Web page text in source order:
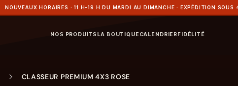
NOUVEAUX HORAIRES · 11 H–19 H DU MARDI AU DIMANCHE · EXPÉDITION SOUS
NOS PRODUITS LA BOUTIQUECALENDRIERFIDÉLITÉ
CLASSEUR PREMIUM 4X3 ROSE